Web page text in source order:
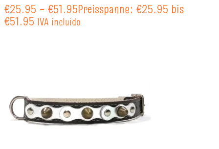
€25.95 – €51.95Preisspanne: €25.95 bis
€51.95 IVA incluido